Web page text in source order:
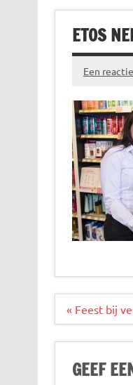
ETOS
Een
Bericht
« Feest bij
GEEF